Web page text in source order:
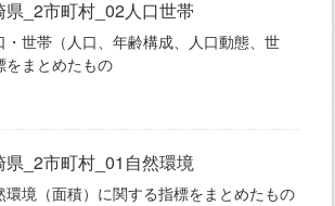
_2市町村_02人口世帯
・世帯（人口、年齢構成、人口動態、世
をまとめたもの
_2市町村_01自然環境
環境（面積）に関する指標をまとめたもの